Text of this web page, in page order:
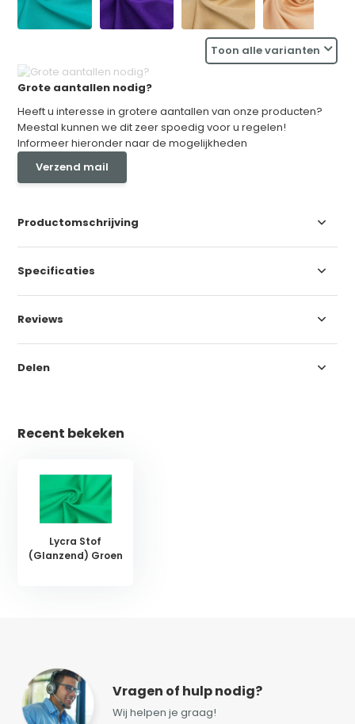
Toon alle varianten
Grote aantallen nodig?
Heeft u interesse in grotere aantallen van onze producten?
Meestal kunnen we dit zeer spoedig voor u regelen!
Informeer hieronder naar de mogelijkheden
Verzend mail
Productomschrijving
Specificaties
Reviews
Delen
Recent bekeken
Lycra Stof
(Glanzend) Groen
Vragen of hulp nodig?
Wij helpen je graag!